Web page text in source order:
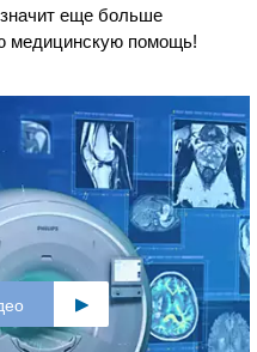
еще больше
медицинскую помощь!